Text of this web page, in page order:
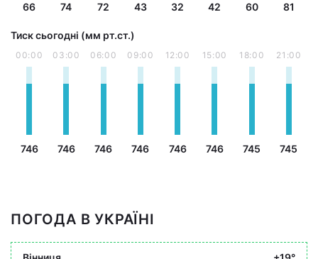
66 74 72 43 32 42 60 81
Тиск сьогодні (мм рт.ст.)
00:00
746
03:00
746
06:00
746
09:00
746
12:00
746
15:00
746
18:00
745
21:00
745
ПОГОДА В УКРАЇНІ